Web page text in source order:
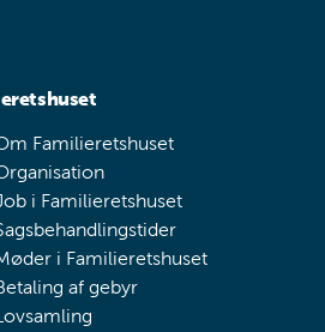
Familieretshuset
i Familieretshuset
i Familieretshuset
af gebyr